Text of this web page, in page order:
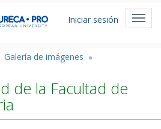
Menú
cuenta
usuario
Iniciar sesión
Galería de imágenes
de la Facultad de